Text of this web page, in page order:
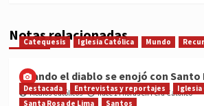
Notas relacionadas
Catequesis Iglesia Católica Mundo
Cuando el diablo se enojó con Santo
Medios Católicos hace 14 horas en Perú Católico
Destacada Entrevistas y reportajes Iglesia
Santa Rosa de Lima
Santos